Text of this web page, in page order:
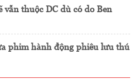
vẫn thuộc DC dù có do Ben
phim hành động phiêu lưu thú